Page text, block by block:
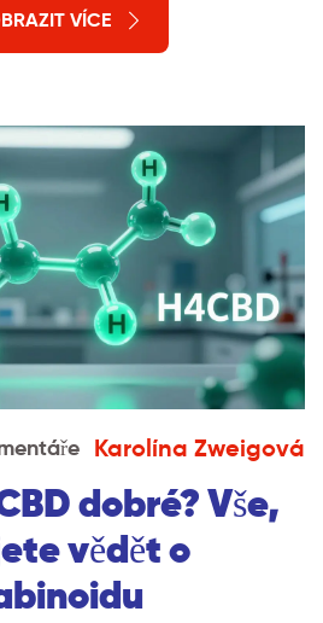
VÍCE
Karolína Zweigová
dobré? Vše,
vědět o